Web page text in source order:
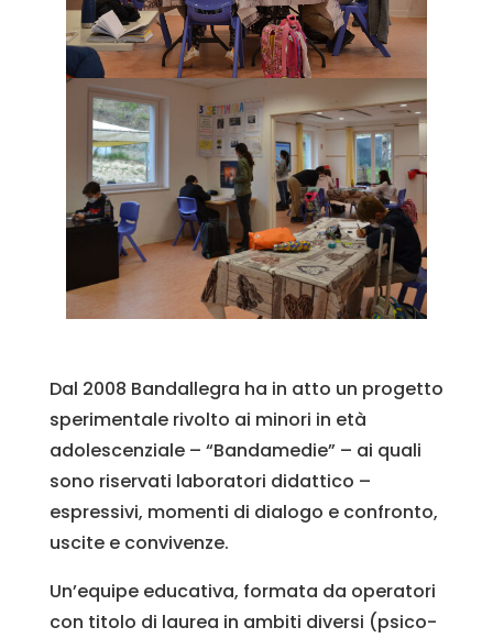
Dal 2008 Bandallegra ha in atto un progetto
sperimentale rivolto ai minori in età
adolescenziale – “Bandamedie” – ai quali
sono riservati laboratori didattico –
espressivi, momenti di dialogo e confronto,
uscite e convivenze.
Un’equipe educativa, formata da operatori
con titolo di laurea in ambiti diversi (psico-